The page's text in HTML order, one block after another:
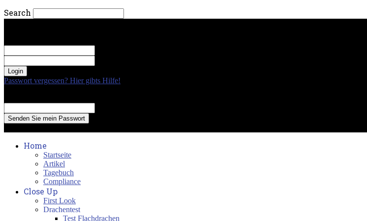
Search
Passwort vergessen? Hier gibts Hilfe!
Home
Startseite
Artikel
Tagebuch
Compliance
Close Up
First Look
Drachentest
Test Flachdrachen